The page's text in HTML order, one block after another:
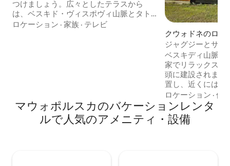
つけましょう。広々としたテラスから
は、ベスキド・ヴィスポヴィ山脈とタト
ラ山脈のパノラマビューを楽しめます。
さを高めます。トレイル、森、自然があ
なたを待っています。天国に近づき、自
分自身に近づきましょう。
ロケーション · 家族 · テレビ
クウォドネのログ
ジャグジーとサウ
ベスキード山脈の
ベスキディ山脈の
家でリラックスし
頭に建設されました。 静かなエ
置し、近くにはヤ
える森がありま
ースとサイクリ
ゲストはプライ
す。ロシアの水
ロケーション ·価
マウォポルスカのバケーションレンタ
ルで人気のアメニティ・設備